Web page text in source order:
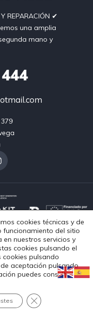
REPARACIÓN ✔︎
una amplia
mano y
Política de Cookies
reservados.
cookies técnicas y de
del sitio
nuestros servicios y
cookies pulsando el
pulsando
aceptación pulsando
puedes consultar
Cerrar el banner